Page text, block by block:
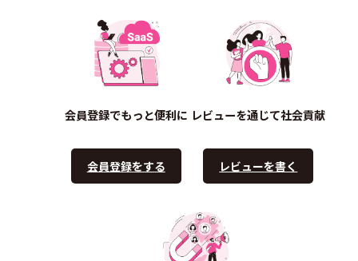
会員登録でもっと便利に
会員登録をする
レビューを通じて社会貢献
レビューを書く